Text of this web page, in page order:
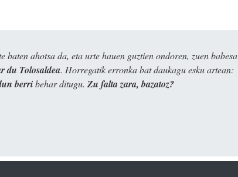
ahotsa da, eta urte hauen guztien ondoren, zuen babesa
du Tolosaldea. Horregatik erronka bat daukagu esku artean:
berribehar ditugu. Zu falta zara, bazatoz?